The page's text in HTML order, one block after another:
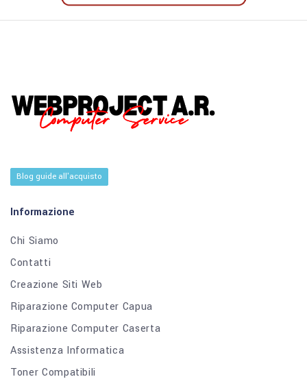
Blog guide all'acquisto
Informazione
Chi Siamo
Contatti
Creazione Siti Web
Riparazione Computer Capua
Riparazione Computer Caserta
Assistenza Informatica
Toner Compatibili